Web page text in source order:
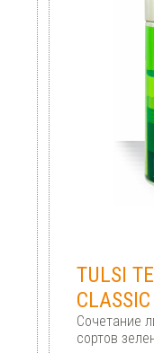
TULSI
Cочетание
сортов